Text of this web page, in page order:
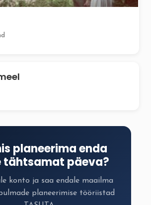
planeerima enda
tähtsamat päeva?
konto ja saa endale maailma
planeerimise tööriistad